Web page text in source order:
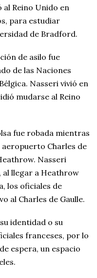
al Reino Unido en
para estudiar
de Bradford.
de asilo fue
de las Naciones
Nasseri vivió en
mudarse al Reino
fue robada mientras
aeropuerto Charles de
Nasseri
al llegar a Heathrow
los oficiales de
al Charles de Gaulle.
identidad o su
franceses, por lo
espera, un espacio